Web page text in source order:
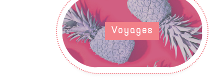
Voyages